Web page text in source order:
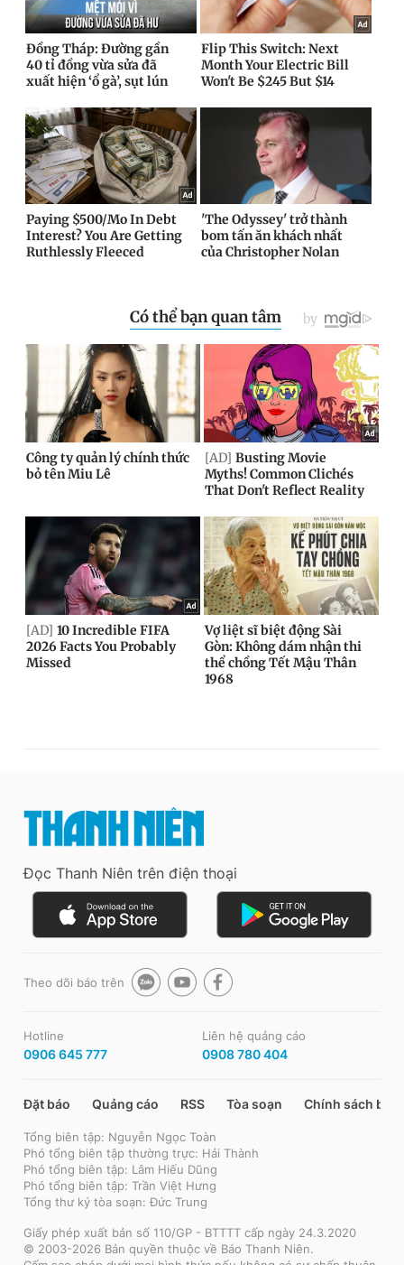
Đọc Thanh Niên trên điện thoại
Theo dõi báo trên
Hotline
0906 645 777
Liên hệ quảng cáo
0908 780 404
Đặt báo Quảng cáo RSS Tòa soạn Chính sách bảo
Tổng biên tập: Nguyễn Ngọc Toàn
Phó tổng biên tập thường trực: Hải Thành
Phó tổng biên tập: Lâm Hiếu Dũng
Phó tổng biên tập: Trần Việt Hưng
Tổng thư ký tòa soạn: Đức Trung
Giấy phép xuất bản số 110/GP - BTTTT cấp ngày 24.3.2020
© 2003-2026 Bản quyền thuộc về Báo Thanh Niên.